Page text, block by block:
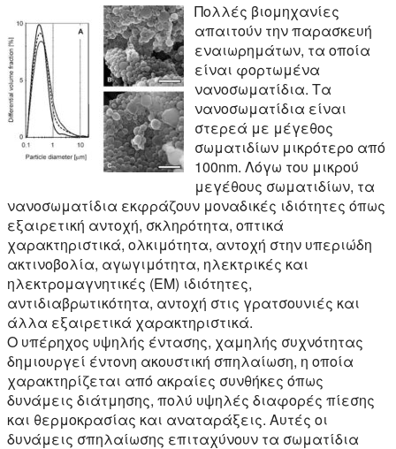
Πολλές βιομηχανίες
απαιτούν την παρασκευή
εναιωρημάτων, τα οποία
είναι φορτωμένα
νανοσωματίδια. Τα
νανοσωματίδια είναι
στερεά με μέγεθος
σωματιδίων μικρότερο από
100nm. Λόγω του μικρού
μεγέθους σωματιδίων, τα
νανοσωματίδια εκφράζουν μοναδικές ιδιότητες όπως
εξαιρετική αντοχή, σκληρότητα, οπτικά
χαρακτηριστικά, ολκιμότητα, αντοχή στην υπεριώδη
ακτινοβολία, αγωγιμότητα, ηλεκτρικές και
ηλεκτρομαγνητικές (EM) ιδιότητες,
αντιδιαβρωτικότητα, αντοχή στις γρατσουνιές και
άλλα εξαιρετικά χαρακτηριστικά.
Ο υπέρηχος υψηλής έντασης, χαμηλής συχνότητας
δημιουργεί έντονη ακουστική σπηλαίωση, η οποία
χαρακτηρίζεται από ακραίες συνθήκες όπως
δυνάμεις διάτμησης, πολύ υψηλές διαφορές πίεσης
και θερμοκρασίας και αναταράξεις. Αυτές οι
δυνάμεις σπηλαίωσης επιταχύνουν τα σωματίδια